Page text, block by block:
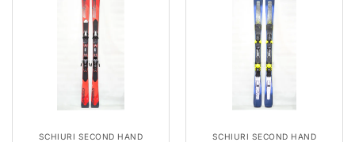
SCHIURI SECOND HAND
SCHIURI SECOND HAND